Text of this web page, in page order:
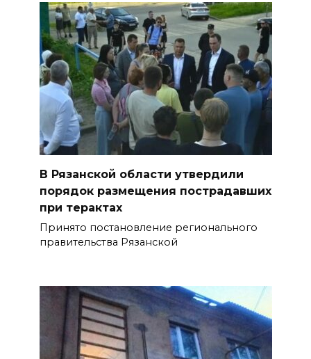
В Рязанской области утвердили
порядок размещения пострадавших
при терактах
Принято постановление регионального
правительства Рязанской